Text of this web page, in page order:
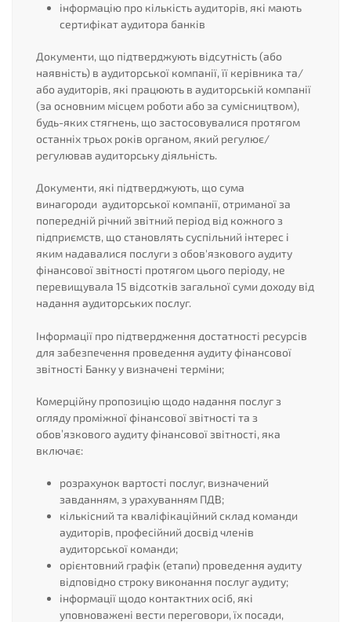
інформацію про кількість аудиторів, які мають
сертифікат аудитора банків
Документи, що підтверджують відсутність (або
наявність) в аудиторської компанії, її керівника та/
або аудиторів, які працюють в аудиторській компанії
(за основним місцем роботи або за сумісництвом),
будь-яких стягнень, що застосовувалися протягом
останніх трьох років органом, який регулює/
регулював аудиторську діяльність.
Документи, які підтверджують, що сума
винагороди аудиторської компанії, отриманої за
попередній річний звітний період від кожного з
підприємств, що становлять суспільний інтерес і
яким надавалися послуги з обов'язкового аудиту
фінансової звітності протягом цього періоду, не
перевищувала 15 відсотків загальної суми доходу від
надання аудиторських послуг.
Інформації про підтвердження достатності ресурсів
для забезпечення проведення аудиту фінансової
звітності Банку у визначені терміни;
Комерційну пропозицію щодо надання послуг з
огляду проміжної фінансової звітності та з
обов’язкового аудиту фінансової звітності, яка
включає:
розрахунок вартості послуг, визначений
завданням, з урахуванням ПДВ;
кількісний та кваліфікаційний склад команди
аудиторів, професійний досвід членів
аудиторської команди;
орієнтовний графік (етапи) проведення аудиту
відповідно строку виконання послуг аудиту;
інформації щодо контактних осіб, які
уповноважені вести переговори, їх посади,